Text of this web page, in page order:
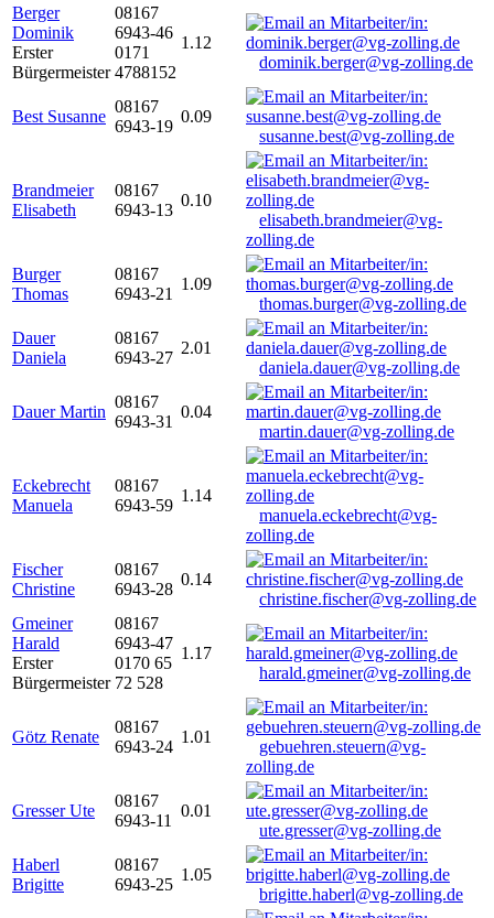
Berger
Dominik
Erster
Bürgermeister
08167
6943-46
0171
4788152
1.12
dominik.berger@vg-zolling.de
Best Susanne
08167
6943-19
0.09
susanne.best@vg-zolling.de
Brandmeier
Elisabeth
08167
6943-13
0.10
elisabeth.brandmeier@vg-
zolling.de
Burger
Thomas
08167
6943-21
1.09
thomas.burger@vg-zolling.de
Dauer
Daniela
08167
6943-27
2.01
daniela.dauer@vg-zolling.de
Dauer Martin
08167
6943-31
0.04
martin.dauer@vg-zolling.de
Eckebrecht
Manuela
08167
6943-59
1.14
manuela.eckebrecht@vg-
zolling.de
Fischer
Christine
08167
6943-28
0.14
christine.fischer@vg-zolling.de
Gmeiner
Harald
Erster
Bürgermeister
08167
6943-47
0170 65
72 528
1.17
harald.gmeiner@vg-zolling.de
Götz Renate
08167
6943-24
1.01
gebuehren.steuern@vg-
zolling.de
Gresser Ute
08167
6943-11
0.01
ute.gresser@vg-zolling.de
Haberl
Brigitte
08167
6943-25
1.05
brigitte.haberl@vg-zolling.de